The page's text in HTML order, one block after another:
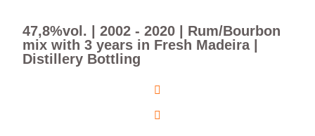
47,8%vol. | 2002 - 2020 | Rum/Bourbon
mix with 3 years in Fresh Madeira |
Distillery Bottling